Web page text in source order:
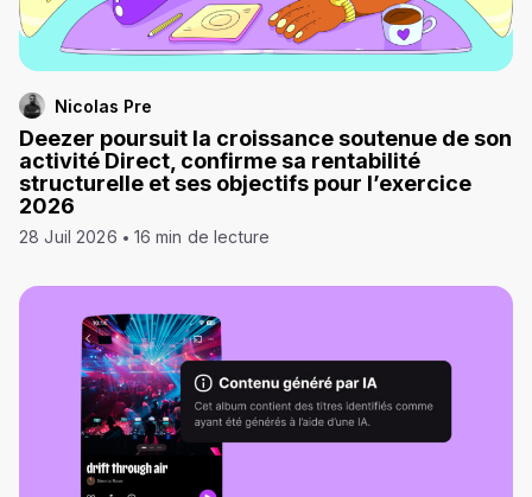
Nicolas Pre
Deezer poursuit la croissance soutenue de son
activité Direct, confirme sa rentabilité
structurelle et ses objectifs pour l’exercice
2026
28 Juil 2026 16 min de lecture